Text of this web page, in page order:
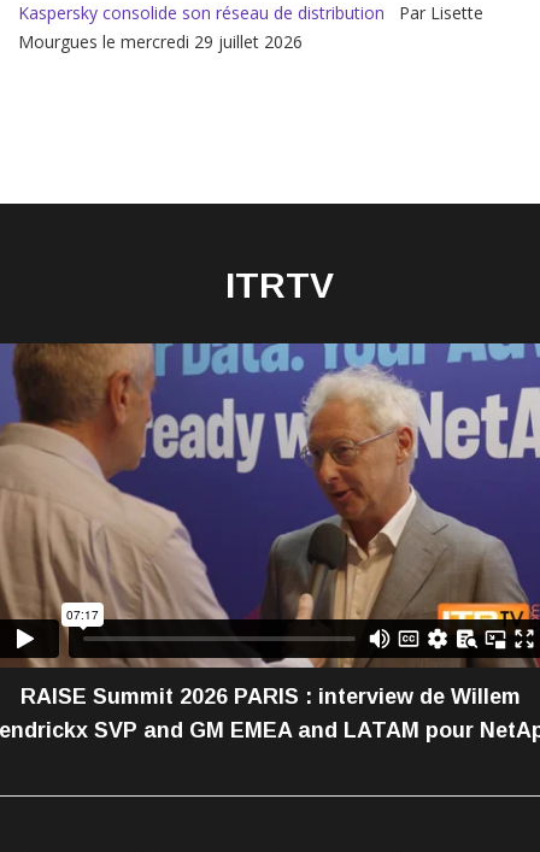
Kaspersky consolide son réseau de distribution
Par Lisette
Mourgues le mercredi 29 juillet 2026
ITRTV
RAISE Summit 2026 PARIS : interview de Willem
SVP and GM EMEA and LATAM pour